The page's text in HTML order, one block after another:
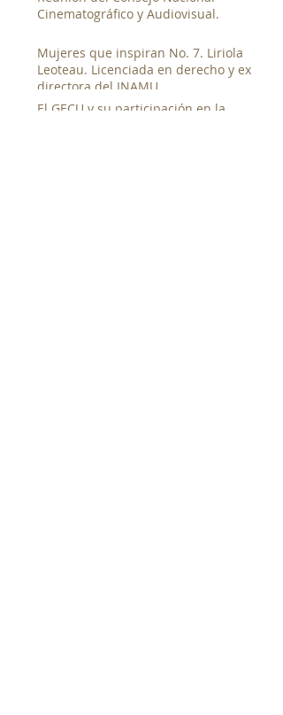
Cinematográfico y Audiovisual.
Mujeres que inspiran No. 7. Liriola
Leoteau. Licenciada en derecho y ex
directora del INAMU
El GECU y su participación en la